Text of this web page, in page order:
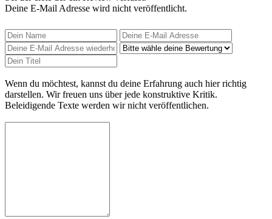
Deine E-Mail Adresse wird nicht veröffentlicht.
Wenn du möchtest, kannst du deine Erfahrung auch hier richtig
darstellen. Wir freuen uns über jede konstruktive Kritik.
Beleidigende Texte werden wir nicht veröffentlichen.